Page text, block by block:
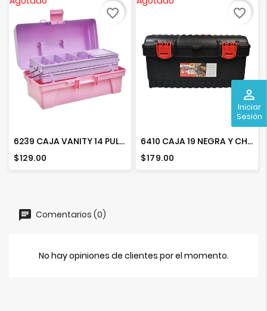
perm_identity
Iniciar
Sesión
6239 CAJA VANITY 14 PULG COLORES
Precio
$129.00
favorite_border
6410 CAJA 19 NEGRA Y CHAROLA AMARILLA.
Precio
$179.00
favorite_border
Comentarios (0)
No hay opiniones de clientes por el momento.